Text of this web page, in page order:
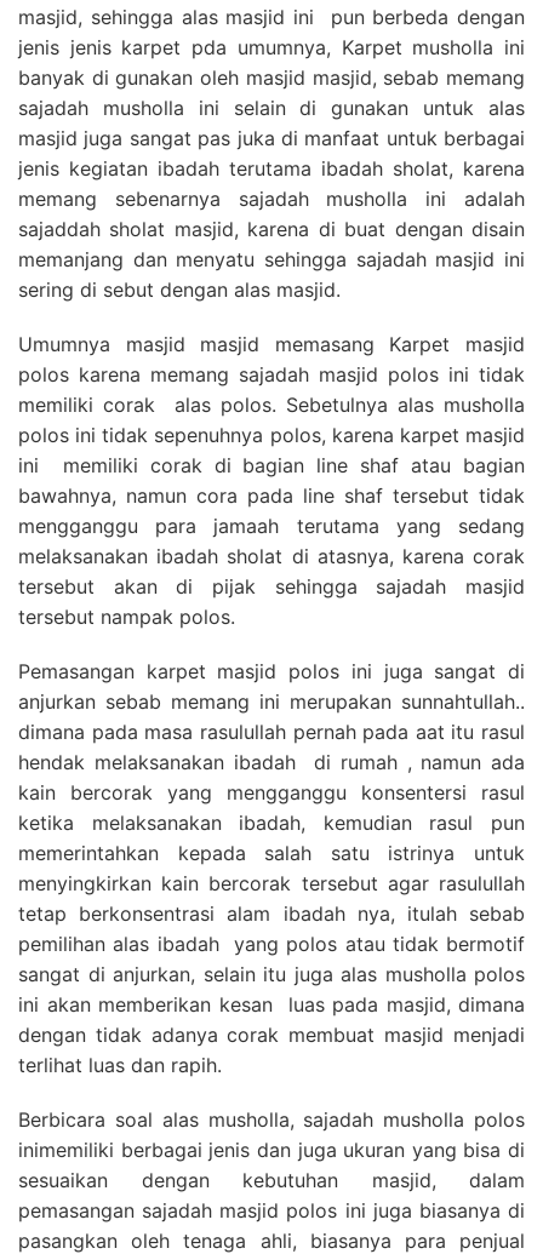
masjid, sehingga alas masjid ini pun berbeda dengan
jenis jenis karpet pda umumnya, Karpet musholla ini
banyak di gunakan oleh masjid masjid, sebab memang
sajadah musholla ini selain di gunakan untuk alas
masjid juga sangat pas juka di manfaat untuk berbagai
jenis kegiatan ibadah terutama ibadah sholat, karena
memang sebenarnya sajadah musholla ini adalah
sajaddah sholat masjid, karena di buat dengan disain
memanjang dan menyatu sehingga sajadah masjid ini
sering di sebut dengan alas masjid.
Umumnya masjid masjid memasang Karpet masjid
polos karena memang sajadah masjid polos ini tidak
memiliki corak alas polos. Sebetulnya alas musholla
polos ini tidak sepenuhnya polos, karena karpet masjid
ini memiliki corak di bagian line shaf atau bagian
bawahnya, namun cora pada line shaf tersebut tidak
mengganggu para jamaah terutama yang sedang
melaksanakan ibadah sholat di atasnya, karena corak
tersebut akan di pijak sehingga sajadah masjid
tersebut nampak polos.
Pemasangan karpet masjid polos ini juga sangat di
anjurkan sebab memang ini merupakan sunnahtullah..
dimana pada masa rasulullah pernah pada aat itu rasul
hendak melaksanakan ibadah di rumah , namun ada
kain bercorak yang mengganggu konsentersi rasul
ketika melaksanakan ibadah, kemudian rasul pun
memerintahkan kepada salah satu istrinya untuk
menyingkirkan kain bercorak tersebut agar rasulullah
tetap berkonsentrasi alam ibadah nya, itulah sebab
pemilihan alas ibadah yang polos atau tidak bermotif
sangat di anjurkan, selain itu juga alas musholla polos
ini akan memberikan kesan luas pada masjid, dimana
dengan tidak adanya corak membuat masjid menjadi
terlihat luas dan rapih.
Berbicara soal alas musholla, sajadah musholla polos
inimemiliki berbagai jenis dan juga ukuran yang bisa di
sesuaikan dengan kebutuhan masjid, dalam
pemasangan sajadah masjid polos ini juga biasanya di
pasangkan oleh tenaga ahli, biasanya para penjual